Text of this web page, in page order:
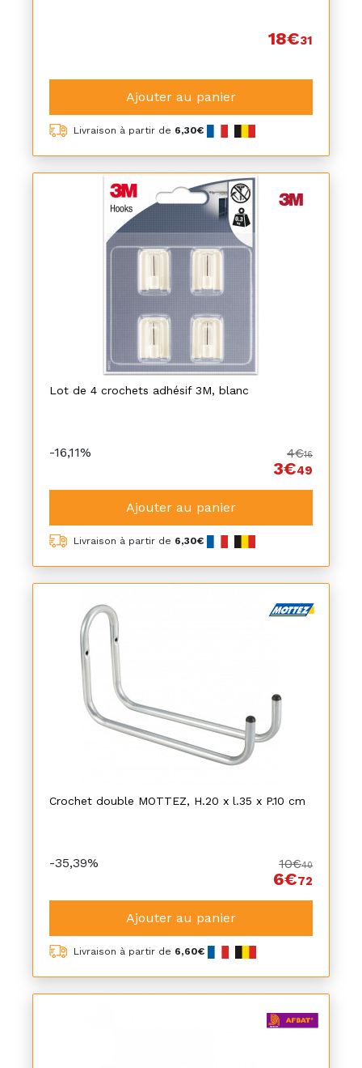
18€31
Ajouter au panier
Livraison à partir de 6,30€
Lot de 4 crochets adhésif 3M, blanc
-16,11% 4€16
3€49
Ajouter au panier
Livraison à partir de 6,30€
Crochet double MOTTEZ, H.20 x l.35 x P.10 cm
-35,39% 10€40
6€72
Ajouter au panier
Livraison à partir de 6,60€